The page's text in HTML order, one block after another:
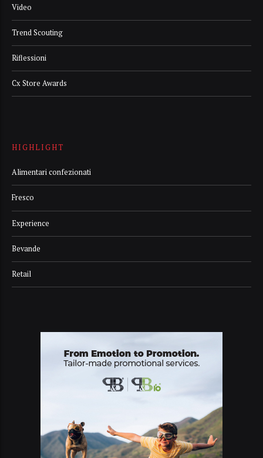
Video
Trend Scouting
Riflessioni
Cx Store Awards
HIGHLIGHT
Alimentari confezionati
Fresco
Experience
Bevande
Retail